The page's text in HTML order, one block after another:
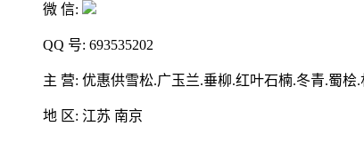
微 信:
QQ 号: 693535202
主 营: 优惠供雪松.广玉兰.垂柳.红叶石楠.冬青.蜀桧
地 区: 江苏 南京